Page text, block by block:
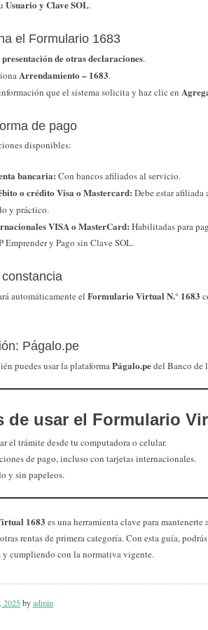
Usuario y Clave SOL.
el Formulario 1683
de otras declaraciones.
Arrendamiento – 1683.
que el sistema solicita y haz clic en
de pago
disponibles:
bancaria: Con bancos afiliados al servicio.
o crédito Visa o Mastercard: Debe estar afiliada
y práctico.
VISA o MasterCard: Habilitadas para
Emprender y Pago sin Clave SOL.
automáticamente el Formulario Virtual N.° 1683
Págalo.pe
puedes usar la plataformaPágalo.pedel Banco de
de usar el Formulario
el trámite desde tu computadora o celular.
de pago, incluso con tarjetas internacionales.
y sin papeleos.
1683 es una herramienta clave para
rentas de primera categoría. Con esta guía,
y cumpliendo con la normativa vigente.
2025byadmin